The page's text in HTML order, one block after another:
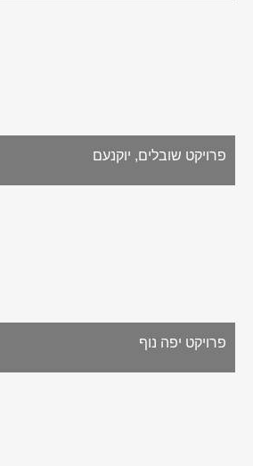
פרויקט שובלים, יוקנעם
פרויקט יפה נוף